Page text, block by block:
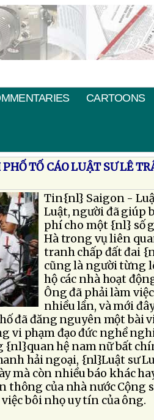
CARTOONS
TỐ CÁO LUẬT SƯ LÊ
Tin{nl} Saigon -
Luật, người đã giúp
phí cho một {nl} số
Hà trong vụ liên
tranh chấp đất đai
cũng là người từng
hộ các nhà hoạt
Ông đã phải làm
nhiều lần, và mới
đã đăng nguyên một bài
vi phạm đạo đức nghề
{nl}quan hệ nam nữ bất
hải ngoại, {nl}Luật sư
mà còn nhiều báo khác
thông của nhà nước Cộng
bôi nhọ uy tín của ông.